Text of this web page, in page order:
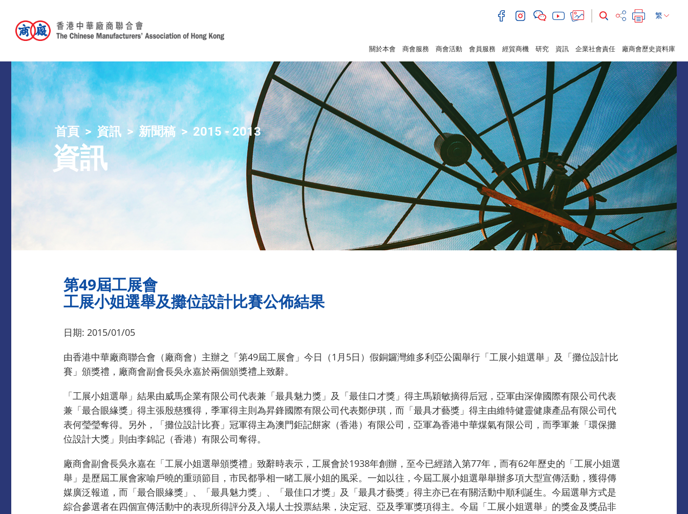
繁
關於本會 商會服務 商會活動 會員服務 經貿商機 研究 資訊 企業社會責任 廠商會歷史資料庫
首頁 資訊 新聞稿 2015 - 2013
資訊
第49屆工展會
工展小姐選舉及攤位設計比賽公佈結果
日期: 2015/01/05
由香港中華廠商聯合會（廠商會）主辦之「第49屆工展會」今日（1月5日）假銅鑼灣維多利亞公園舉行「工展小姐選舉」及「攤位設計比
賽」頒獎禮，廠商會副會長吳永嘉於兩個頒獎禮上致辭。
「工展小姐選舉」結果由威馬企業有限公司代表兼「最具魅力獎」及「最佳口才獎」得主馬穎敏摘得后冠，亞軍由深偉國際有限公司代表
兼「最合眼緣獎」得主張殷慈獲得，季軍得主則為昇鋒國際有限公司代表鄭伊琪，而「最具才藝獎」得主由維特健靈健康產品有限公司代
表何瑩瑩奪得。另外，「攤位設計比賽」冠軍得主為澳門鉅記餅家（香港）有限公司，亞軍為香港中華煤氣有限公司，而季軍兼「環保攤
位設計大獎」則由李錦記（香港）有限公司奪得。
廠商會副會長吳永嘉在「工展小姐選舉頒獎禮」致辭時表示，工展會於1938年創辦，至今已經踏入第77年，而有62年歷史的「工展小姐選
舉」是歷屆工展會家喻戶曉的重頭節目，市民都爭相一睹工展小姐的風采。一如以往，今屆工展小姐選舉舉辦多項大型宣傳活動，獲得傳
媒廣泛報道，而「最合眼緣獎」、「最具魅力獎」、「最佳口才獎」及「最具才藝獎」得主亦已在有關活動中順利誕生。今屆選舉方式是
綜合參選者在四個宣傳活動中的表現所得評分及入場人士投票結果，決定冠、亞及季軍獎項得主。今屆「工展小姐選舉」的獎金及獎品非